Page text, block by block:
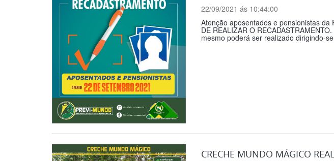
22/09/2021 ás 10:44:00
Atenção aposentados e pensionistas da
DE REALIZAR O
mesmo poderá ser realizado dirigindo-
CRECHE MUNDO MÁGICO